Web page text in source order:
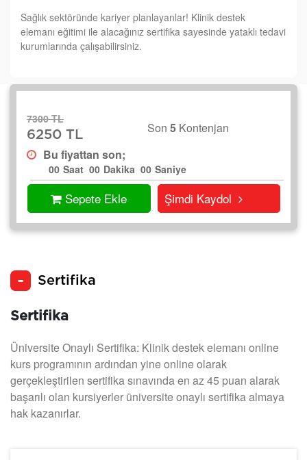
Sağlık sektöründe kariyer planlayanlar! Klinik destek
elemanı eğitimi ile alacağınız sertifika sayesinde yataklı tedavi
kurumlarında çalışabilirsiniz.
7300 TL
6250 TL
Son 5Kontenjan
Bu fiyattan son;
00 Saat 00 Dakika 00 Saniye
Sepete Ekle Şimdi Kaydol
Sertifika
Sertifika
Üniversite Onaylı Sertifika: Klinik destek elemanı online
kurs programının ardından yine online olarak
gerçekleştirilen sertifika sınavında en az 45 puan alarak
başarılı olan kursiyerler üniversite onaylı sertifika almaya
hak kazanırlar.